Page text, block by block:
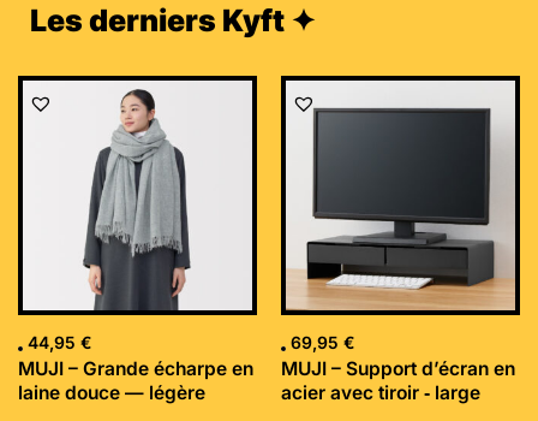
Les derniers Kyft ✦
44,95 €
MUJI – Grande écharpe en
laine douce — légère
69,95 €
MUJI – Support d’écran en
acier avec tiroir ‐ large